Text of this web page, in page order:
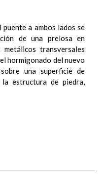
a ambos lados se
de una prelosa en
transversales
hormigonado del nuevo
una superficie de
estructura de piedra,